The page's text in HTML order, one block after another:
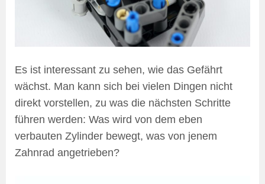
Es ist interessant zu sehen, wie das Gefährt
wächst. Man kann sich bei vielen Dingen nicht
direkt vorstellen, zu was die nächsten Schritte
führen werden: Was wird von dem eben
verbauten Zylinder bewegt, was von jenem
Zahnrad angetrieben?